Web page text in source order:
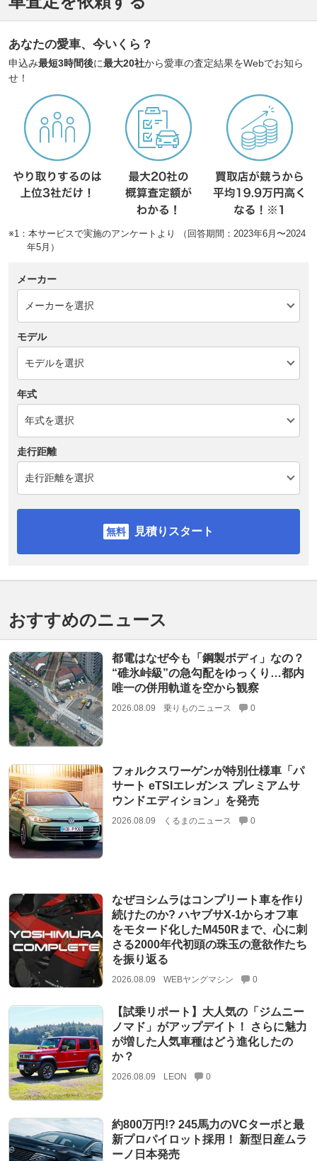
あなたの愛車、今いくら？
申込み最短3時間後に最大20社から愛車の査定結果をWebでお知ら
せ！
※1：本サービスで実施のアンケートより （回答期間：2023年6月〜2024
年5月）
メーカー
モデル
年式
走行距離
見積りスタート
おすすめのニュース
都電はなぜ今も「鋼製ボディ」なの？
“碓氷峠級”の急勾配をゆっくり…都内
唯一の併用軌道を空から観察
2026.08.09 乗りものニュース 0
フォルクスワーゲンが特別仕様車「パ
サート eTSIエレガンス プレミアムサ
ウンドエディション」を発売
2026.08.09 くるまのニュース 0
なぜヨシムラはコンプリート車を作り
続けたのか? ハヤブサX-1からオフ車
をモタード化したM450Rまで、心に刺
さる2000年代初頭の珠玉の意欲作たち
を振り返る
2026.08.09 WEBヤングマシン 0
【試乗リポート】大人気の「ジムニー
ノマド」がアップデイト！ さらに魅力
が増した人気車種はどう進化したの
か？
2026.08.09 LEON 0
約800万円!? 245馬力のVCターボと最
新プロパイロット採用！ 新型日産ムラ
ーノ日本発売